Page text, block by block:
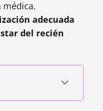
médica.
adecuada
del recién